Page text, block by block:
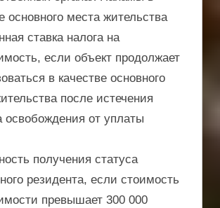
основного места жительства
ставка налога на
если объект продолжает
в качестве основного
после истечения
освобождения от уплаты
получения статуса
резидента, если стоимость
превышает 300 000